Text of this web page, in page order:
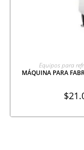
Equipos para
MÁQUINA PARA
$